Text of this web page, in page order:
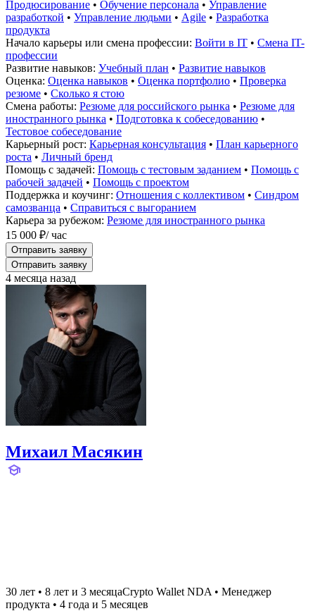
Продюсирование • Обучение персонала • Управление
разработкой • Управление людьми • Agile • Разработка
продукта
Начало карьеры или смена профессии: Войти в IT • Смена IT-
профессии
Развитие навыков: Учебный план • Развитие навыков
Оценка: Оценка навыков • Оценка портфолио • Проверка
резюме • Сколько я стою
Смена работы: Резюме для российского рынка • Резюме для
иностранного рынка • Подготовка к собеседованию •
Тестовое собеседование
Карьерный рост: Карьерная консультация • План карьерного
роста • Личный бренд
Помощь с задачей: Помощь с тестовым заданием • Помощь с
рабочей задачей • Помощь с проектом
Поддержка и коучинг: Отношения с коллективом • Синдром
самозванца • Справиться с выгоранием
Карьера за рубежом: Резюме для иностранного рынка
15 000 ₽/ час
Отправить заявку
Отправить заявку
4 месяца назад
Михаил Масякин
30 лет • 8 лет и 3 месяцаCrypto Wallet NDA • Менеджер
продукта • 4 года и 5 месяцев